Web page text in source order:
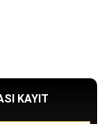
KAYIT